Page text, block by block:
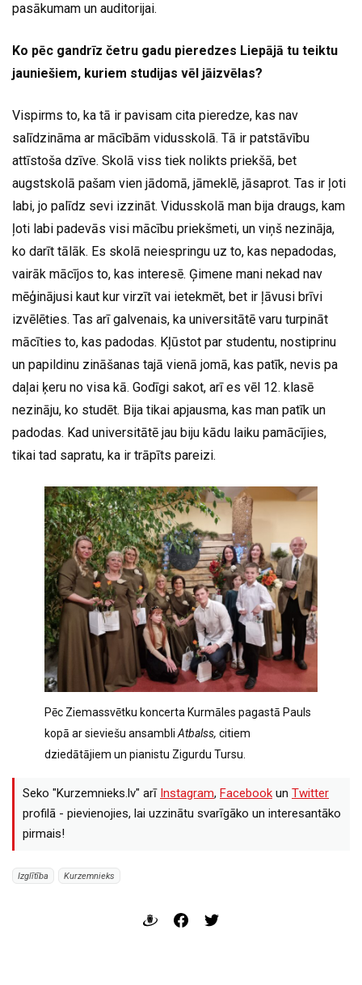
pasākumam un auditorijai.
Ko pēc gandrīz četru gadu pieredzes Liepājā tu teiktu
jauniešiem, kuriem studijas vēl jāizvēlas?
Vispirms to, ka tā ir pavisam cita pieredze, kas nav
salīdzināma ar mācībām vidusskolā. Tā ir patstāvību
attīstoša dzīve. Skolā viss tiek nolikts priekšā, bet
augstskolā pašam vien jādomā, jāmeklē, jāsaprot. Tas ir ļoti
labi, jo palīdz sevi izzināt. Vidusskolā man bija draugs, kam
ļoti labi padevās visi mācību priekšmeti, un viņš nezināja,
ko darīt tālāk. Es skolā neiespringu uz to, kas nepadodas,
vairāk mācījos to, kas interesē. Ģimene mani nekad nav
mēģinājusi kaut kur virzīt vai ietekmēt, bet ir ļāvusi brīvi
izvēlēties. Tas arī galvenais, ka universitātē varu turpināt
mācīties to, kas padodas. Kļūstot par studentu, nostiprinu
un papildinu zināšanas tajā vienā jomā, kas patīk, nevis pa
daļai ķeru no visa kā. Godīgi sakot, arī es vēl 12. klasē
nezināju, ko studēt. Bija tikai apjausma, kas man patīk un
padodas. Kad universitātē jau biju kādu laiku pamācījies,
tikai tad sapratu, ka ir trāpīts pareizi.
Pēc Ziemassvētku koncerta Kurmāles pagastā Pauls
kopā ar sieviešu ansambli Atbalss, citiem
dziedātājiem un pianistu Zigurdu Tursu.
Seko "Kurzemnieks.lv" arī Instagram, Facebook un Twitter
profilā - pievienojies, lai uzzinātu svarīgāko un interesantāko
pirmais!
Izglītība Kurzemnieks